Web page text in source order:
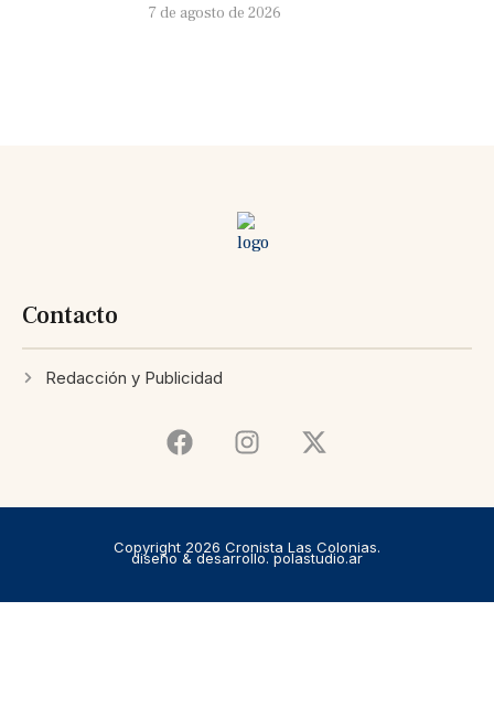
7 de agosto de 2026
Contacto
Redacción y Publicidad
Copyright 2026 Cronista Las Colonias.
diseño & desarrollo. polastudio.ar